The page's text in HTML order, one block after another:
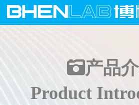
产品
Product